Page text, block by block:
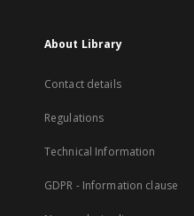
About Library
Contact details
Regulations
Technical Information
GDPR - Information clause